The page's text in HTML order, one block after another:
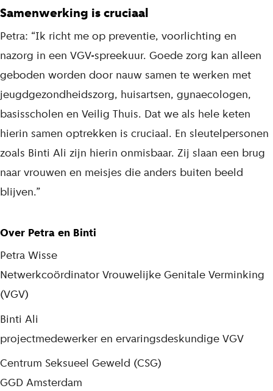
Samenwerking is cruciaal
Petra: “Ik richt me op preventie, voorlichting en
nazorg in een VGV-spreekuur. Goede zorg kan alleen
geboden worden door nauw samen te werken met
jeugdgezondheidszorg, huisartsen, gynaecologen,
basisscholen en Veilig Thuis. Dat we als hele keten
hierin samen optrekken is cruciaal. En sleutelpersonen
zoals Binti Ali zijn hierin onmisbaar. Zij slaan een brug
naar vrouwen en meisjes die anders buiten beeld
blijven.”
Over Petra en Binti
Petra Wisse
Netwerkcoördinator Vrouwelijke Genitale Verminking
(VGV)
Binti Ali
projectmedewerker en ervaringsdeskundige VGV
Centrum Seksueel Geweld (CSG)
GGD Amsterdam